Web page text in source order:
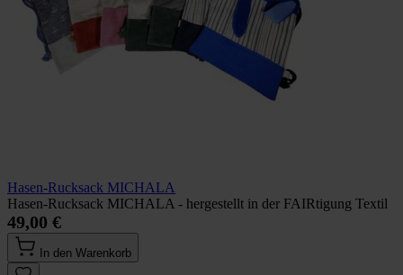
Hasen-Rucksack MICHALA
Hasen-Rucksack MICHALA - hergestellt in der FAIRtigung Textil
49,00 €
In den Warenkorb